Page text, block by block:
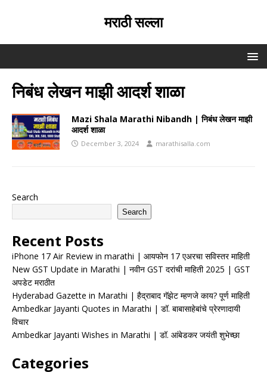
मराठी सल्ला
निबंध लेखन माझी आदर्श‌ शाळा
Mazi Shala Marathi Nibandh | निबंध लेखन माझी
आदर्श‌ शाळा
December 3, 2024 marathisalla.com
Search
Search
Recent Posts
iPhone 17 Air Review in marathi | आयफोन 17 एअरचा सविस्तर माहिती
New GST Update in Marathi | नवीन GST दरांची माहिती 2025 | GST
अपडेट मराठीत
Hyderabad Gazette in Marathi | हैद्राबाद गॅझेट म्हणजे काय? पूर्ण माहिती
Ambedkar Jayanti Quotes in Marathi | डॉ. बाबासाहेबांचे प्रेरणादायी
विचार
Ambedkar Jayanti Wishes in Marathi | डॉ. आंबेडकर जयंती शुभेच्छा
Categories